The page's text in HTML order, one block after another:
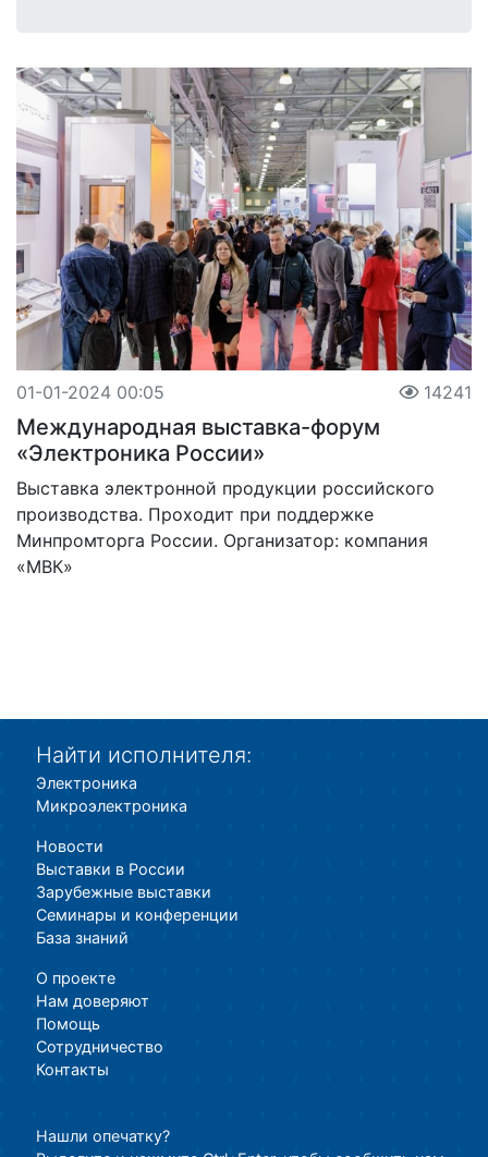
01-01-2024 00:05 14241
Международная выставка-форум
«Электроника России»
Выставка электронной продукции российского
производства. Проходит при поддержке
Минпромторга России. Организатор: компания
«МВК»
Найти исполнителя:
Электроника
Микроэлектроника
Новости
Выставки в России
Зарубежные выставки
Семинары и конференции
База знаний
О проекте
Нам доверяют
Помощь
Сотрудничество
Контакты
Нашли опечатку?